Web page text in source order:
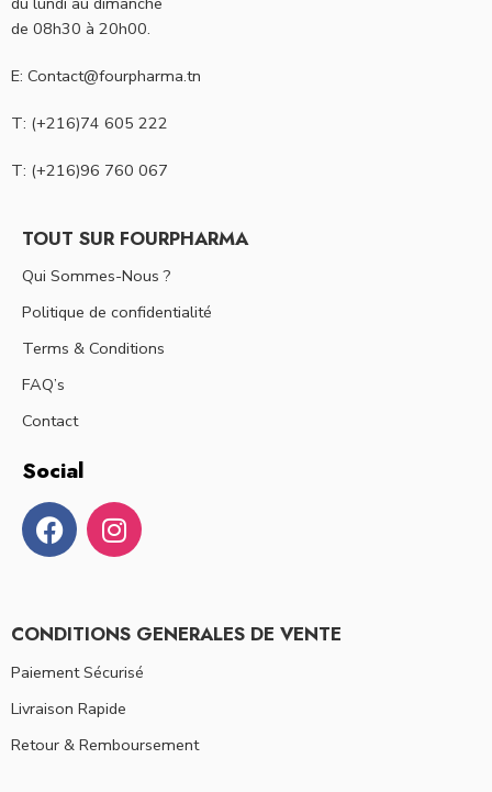
de 08h30 à 20h00.
E: Contact@fourpharma.tn
T: (+216)74 605 222
T: (+216)96 760 067
TOUT SUR FOURPHARMA
Qui Sommes-Nous ?
Politique de confidentialité
Terms & Conditions
FAQ’s
Contact
Social
CONDITIONS GENERALES DE VENTE
Paiement Sécurisé
Livraison Rapide
Retour & Remboursement